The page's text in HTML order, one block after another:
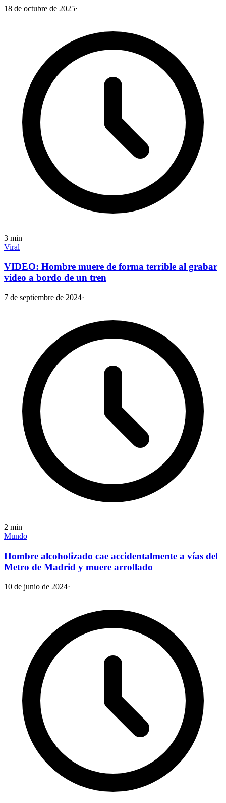
18 de octubre de 2025·
3 min
Viral
VIDEO: Hombre muere de forma terrible al grabar
video a bordo de un tren
7 de septiembre de 2024·
2 min
Mundo
Hombre alcoholizado cae accidentalmente a vías del
Metro de Madrid y muere arrollado
10 de junio de 2024·